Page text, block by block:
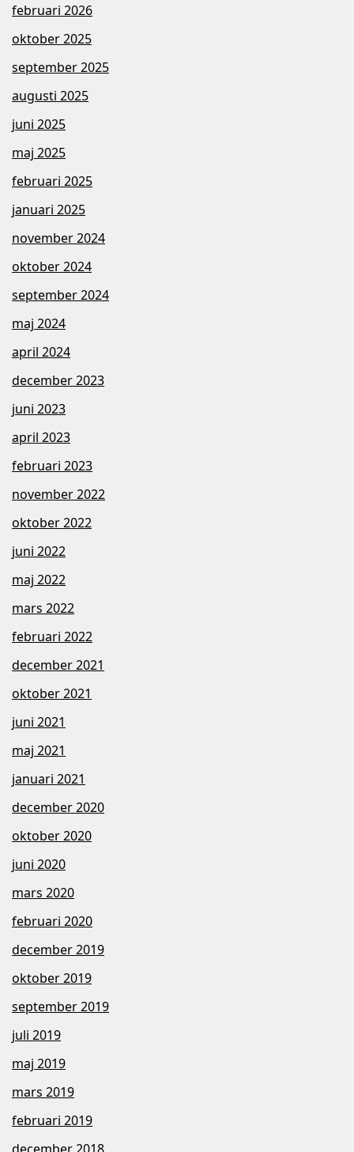
februari 2026
oktober 2025
september 2025
augusti 2025
juni 2025
maj 2025
februari 2025
januari 2025
november 2024
oktober 2024
september 2024
maj 2024
april 2024
december 2023
juni 2023
april 2023
februari 2023
november 2022
oktober 2022
juni 2022
maj 2022
mars 2022
februari 2022
december 2021
oktober 2021
juni 2021
maj 2021
januari 2021
december 2020
oktober 2020
juni 2020
mars 2020
februari 2020
december 2019
oktober 2019
september 2019
juli 2019
maj 2019
mars 2019
februari 2019
december 2018